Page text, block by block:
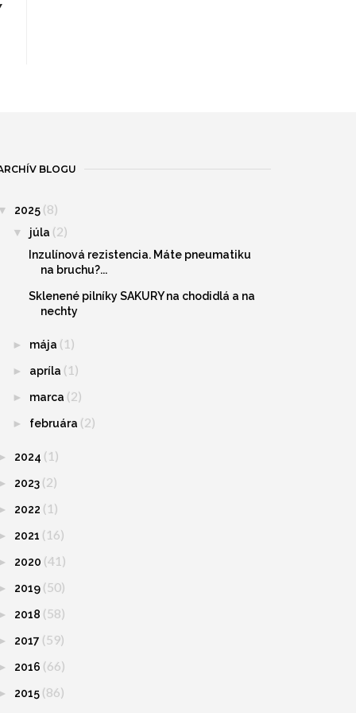
BLOGU
2025 (8)
▼ júla (2)
Inzulínová rezistencia. Máte pneumatiku
na bruchu?...
Sklenené pilníky SAKURY na chodidlá a na
nechty
► mája (1)
► apríla (1)
► marca (2)
► februára (2)
2024 (1)
2023 (2)
2022 (1)
2021 (16)
2020 (41)
2019 (50)
2018 (58)
2017 (59)
2016 (66)
2015 (86)